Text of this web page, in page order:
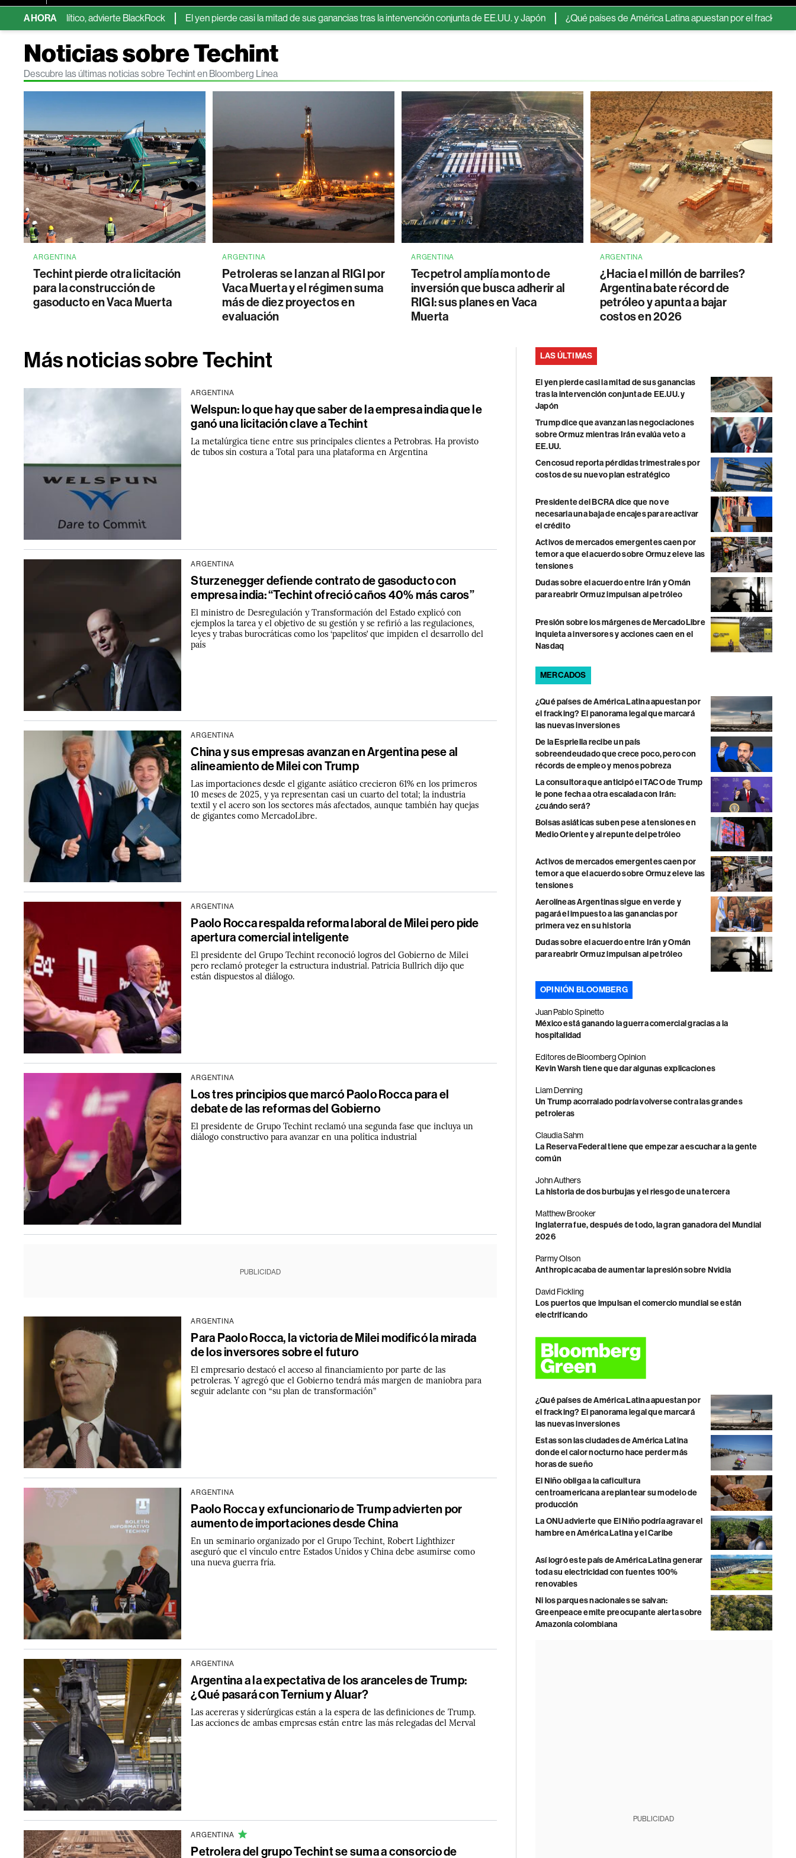
AHORAadvierte BlackRock El yen pierde casi la mitad de sus ganancias tras la intervención conjunta de EE.UU. y Japón ¿Qué países de América Latina apuestan por el fracking? El
Noticias sobre Techint
Descubre las últimas noticias sobre Techint en Bloomberg Línea
ARGENTINA
Techint pierde otra licitación
para la construcción de
gasoducto en Vaca Muerta
ARGENTINA
Petroleras se lanzan al RIGI por
Vaca Muerta y el régimen suma
más de diez proyectos en
evaluación
ARGENTINA
Tecpetrol amplía monto de
inversión que busca adherir al
RIGI: sus planes en Vaca
Muerta
ARGENTINA
¿Hacia el millón de barriles?
Argentina bate récord de
petróleo y apunta a bajar
costos en 2026
Más noticias sobre Techint
ARGENTINA
Welspun: lo que hay que saber de la empresa india que le
ganó una licitación clave a Techint
La metalúrgica tiene entre sus principales clientes a Petrobras. Ha provisto
de tubos sin costura a Total para una plataforma en Argentina
ARGENTINA
Sturzenegger defiende contrato de gasoducto con
empresa india: “Techint ofreció caños 40% más caros”
El ministro de Desregulación y Transformación del Estado explicó con
ejemplos la tarea y el objetivo de su gestión y se refirió a las regulaciones,
leyes y trabas burocráticas como los ‘papelitos’ que impiden el desarrollo del
país
ARGENTINA
China y sus empresas avanzan en Argentina pese al
alineamiento de Milei con Trump
Las importaciones desde el gigante asiático crecieron 61% en los primeros
10 meses de 2025, y ya representan casi un cuarto del total; la industria
textil y el acero son los sectores más afectados, aunque también hay quejas
de gigantes como MercadoLibre.
ARGENTINA
Paolo Rocca respalda reforma laboral de Milei pero pide
apertura comercial inteligente
El presidente del Grupo Techint reconoció logros del Gobierno de Milei
pero reclamó proteger la estructura industrial. Patricia Bullrich dijo que
están dispuestos al diálogo.
ARGENTINA
Los tres principios que marcó Paolo Rocca para el
debate de las reformas del Gobierno
El presidente de Grupo Techint reclamó una segunda fase que incluya un
diálogo constructivo para avanzar en una política industrial
PUBLICIDAD
ARGENTINA
Para Paolo Rocca, la victoria de Milei modificó la mirada
de los inversores sobre el futuro
El empresario destacó el acceso al financiamiento por parte de las
petroleras. Y agregó que el Gobierno tendrá más margen de maniobra para
seguir adelante con “su plan de transformación”
ARGENTINA
Paolo Rocca y exfuncionario de Trump advierten por
aumento de importaciones desde China
En un seminario organizado por el Grupo Techint, Robert Lighthizer
aseguró que el vínculo entre Estados Unidos y China debe asumirse como
una nueva guerra fría.
ARGENTINA
Argentina a la expectativa de los aranceles de Trump:
¿Qué pasará con Ternium y Aluar?
Las acereras y siderúrgicas están a la espera de las definiciones de Trump.
Las acciones de ambas empresas están entre las más relegadas del Merval
ARGENTINA
Petrolera del grupo Techint se suma a consorcio de
LAS ÚLTIMAS
El yen pierde casi la mitad de sus ganancias
tras la intervención conjunta de EE.UU. y
Japón
Trump dice que avanzan las negociaciones
sobre Ormuz mientras Irán evalúa veto a
EE.UU.
Cencosud reporta pérdidas trimestrales por
costos de su nuevo plan estratégico
Presidente del BCRA dice que no ve
necesaria una baja de encajes para reactivar
el crédito
Activos de mercados emergentes caen por
temor a que el acuerdo sobre Ormuz eleve las
tensiones
Dudas sobre el acuerdo entre Irán y Omán
para reabrir Ormuz impulsan al petróleo
Presión sobre los márgenes de MercadoLibre
inquieta a inversores y acciones caen en el
Nasdaq
MERCADOS
¿Qué países de América Latina apuestan por
el fracking? El panorama legal que marcará
las nuevas inversiones
De la Espriella recibe un país
sobreendeudado que crece poco, pero con
récords de empleo y menos pobreza
La consultora que anticipó el TACO de Trump
le pone fecha a otra escalada con Irán:
¿cuándo será?
Bolsas asiáticas suben pese a tensiones en
Medio Oriente y al repunte del petróleo
Activos de mercados emergentes caen por
temor a que el acuerdo sobre Ormuz eleve las
tensiones
Aerolíneas Argentinas sigue en verde y
pagará el impuesto a las ganancias por
primera vez en su historia
Dudas sobre el acuerdo entre Irán y Omán
para reabrir Ormuz impulsan al petróleo
OPINIÓN BLOOMBERG
Juan Pablo Spinetto
México está ganando la guerra comercial gracias a la
hospitalidad
Editores de Bloomberg Opinion
Kevin Warsh tiene que dar algunas explicaciones
Liam Denning
Un Trump acorralado podría volverse contra las grandes
petroleras
Claudia Sahm
La Reserva Federal tiene que empezar a escuchar a la gente
común
John Authers
La historia de dos burbujas y el riesgo de una tercera
Matthew Brooker
Inglaterra fue, después de todo, la gran ganadora del Mundial
2026
Parmy Olson
Anthropic acaba de aumentar la presión sobre Nvidia
David Fickling
Los puertos que impulsan el comercio mundial se están
electrificando
¿Qué países de América Latina apuestan por
el fracking? El panorama legal que marcará
las nuevas inversiones
Estas son las ciudades de América Latina
donde el calor nocturno hace perder más
horas de sueño
El Niño obliga a la caficultura
centroamericana a replantear su modelo de
producción
La ONU advierte que El Niño podría agravar el
hambre en América Latina y el Caribe
Así logró este país de América Latina generar
toda su electricidad con fuentes 100%
renovables
Ni los parques nacionales se salvan:
Greenpeace emite preocupante alerta sobre
Amazonía colombiana
PUBLICIDAD